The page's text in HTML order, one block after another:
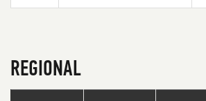
REGIONAL